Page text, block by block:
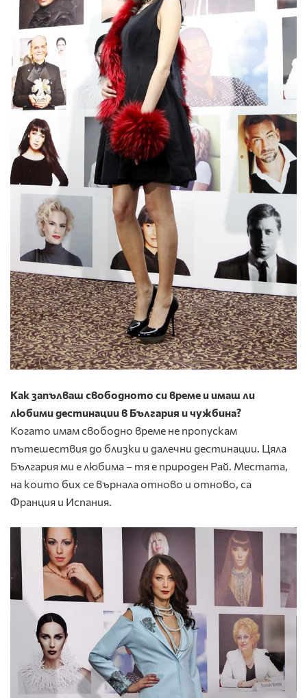
Как запълваш свободното си време и имаш ли
любими дестинации в България и чужбина?
Когато имам свободно време не пропускам
пътешествия до близки и далечни дестинации. Цяла
България ми е любима – тя е природен Рай. Местата,
на които бих се върнала отново и отново, са
Франция и Испания.